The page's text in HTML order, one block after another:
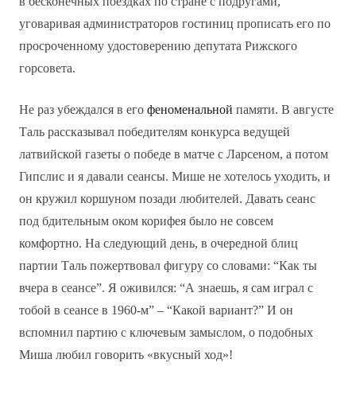
уговаривая администраторов гостиниц прописать его по
просроченному удостоверению депутата Рижского
горсовета.
Не раз убеждался в его феноменальной памяти. В августе
Таль рассказывал победителям конкурса ведущей
латвийской газеты о победе в матче с Ларсеном, а потом
Гипслис и я давали сеансы. Мише не хотелось уходить, и
он кружил коршуном позади любителей. Давать сеанс
под бдительным оком корифея было не совсем
комфортно. На следующий день, в очередной блиц
партии Таль пожертвовал фигуру со словами: “Как ты
вчера в сеансе”. Я оживился: “А знаешь, я сам играл с
тобой в сеансе в 1960-м” – “Какой вариант?” И он
вспомнил партию с ключевым замыслом, о подобных
Миша любил говорить «вкусный ход»!